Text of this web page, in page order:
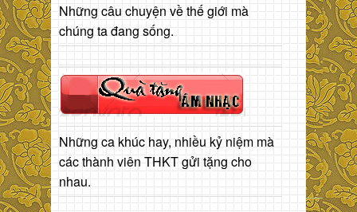
Những câu chuyện về thế giới mà
chúng ta đang sống.
Những ca khúc hay, nhiều kỷ niệm mà
các thành viên THKT gửi tặng cho
nhau.